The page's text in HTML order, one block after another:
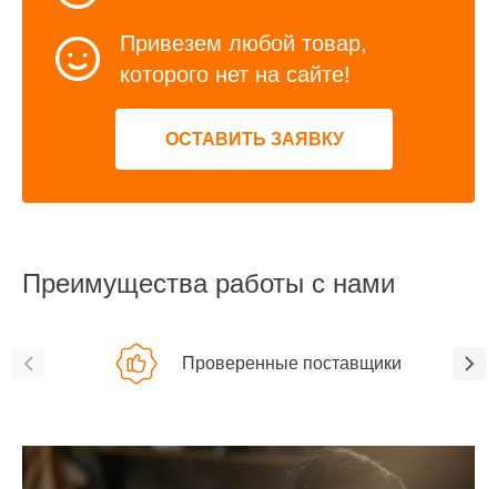
Привезем любой товар,
которого нет на сайте!
ОСТАВИТЬ ЗАЯВКУ
Преимущества работы с нами
Проверенные поставщики